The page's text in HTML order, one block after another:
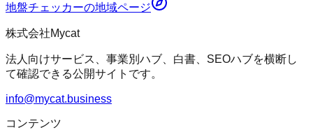
地盤チェッカーの地域ページ
株式会社Mycat
法人向けサービス、事業別ハブ、白書、SEOハブを横断し
て確認できる公開サイトです。
info@mycat.business
コンテンツ